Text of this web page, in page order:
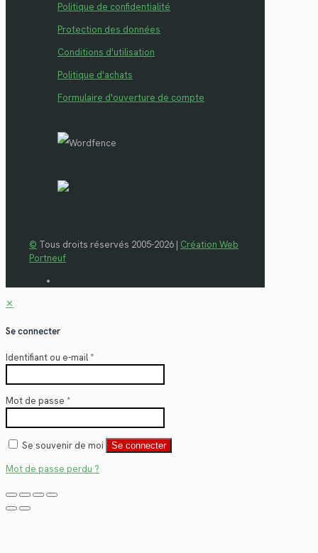
Politique de confidentialité
Protection des données
Conditions d'utilisation
Politique d'achats
Formulaire d'ouverture de compte
© Tous droits réservés 2005-2026 | Création Web
Portneuf
✕
Se connecter
Identifiant ou e-mail*
Mot de passe *
Se souvenir de moi Se connecter
Mot de passe perdu ?